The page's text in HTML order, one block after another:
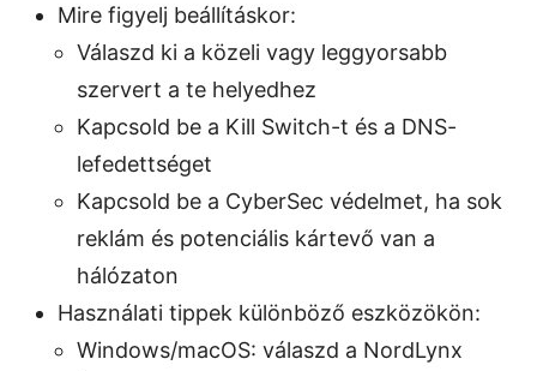
Mire figyelj beállításkor:
Válaszd ki a közeli vagy leggyorsabb
szervert a te helyedhez
Kapcsold be a Kill Switch-t és a DNS-
lefedettséget
Kapcsold be a CyberSec védelmet, ha sok
reklám és potenciális kártevő van a
hálózaton
Használati tippek különböző eszközökön:
Windows/macOS: válaszd a NordLynx